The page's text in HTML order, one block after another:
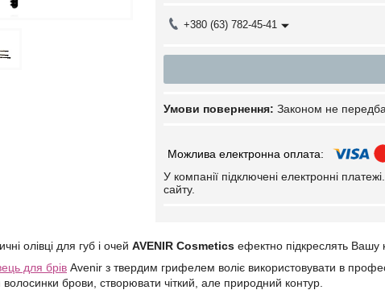
+380 (63) 782-45-41
Законом не
У компанії підключені електронні
сайту.
олівці для губ і очей AVENIR Cosmetics ефектно підкреслять Вашу
для брів Avenir з твердим грифелем воліє використовувати в
брови, створювати чіткий, але природний контур.